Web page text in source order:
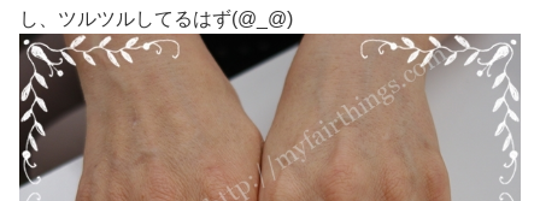
し、ツルツルしてるはず(@_@)